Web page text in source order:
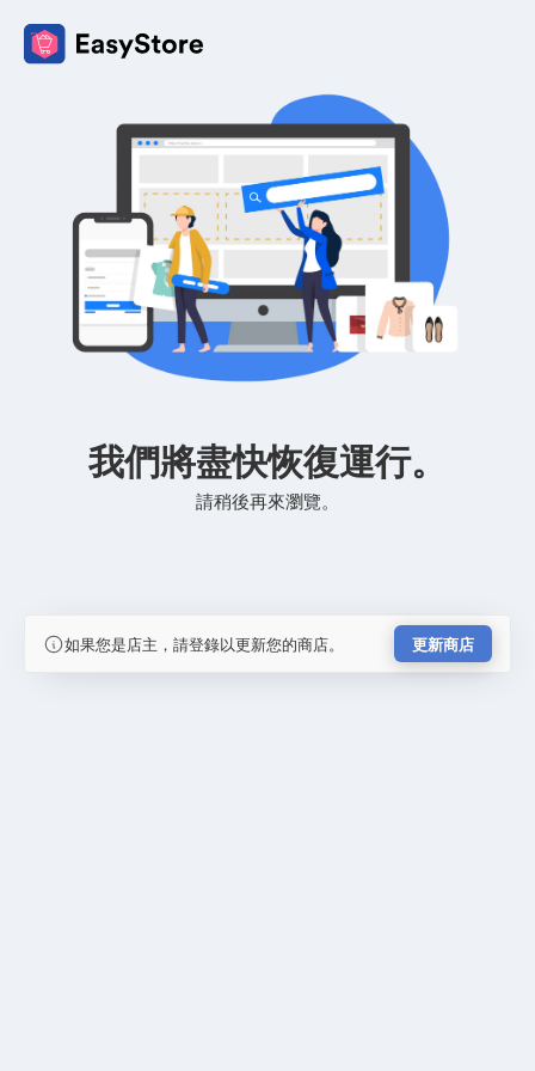
我們將盡快恢復運行。
請稍後再來瀏覽。
如果您是店主，請登錄以更新您的商店。 更新商店